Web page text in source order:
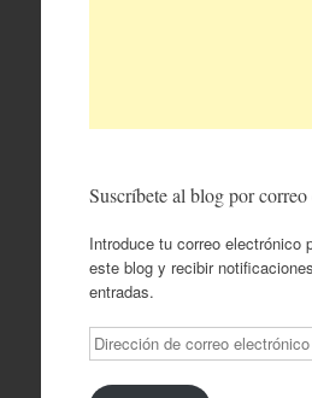
Suscríbete al blog por
Introduce tu correo electrónico
este blog y recibir
entradas.
Dirección
de
correo